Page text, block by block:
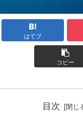
はてブ
コピー
目次